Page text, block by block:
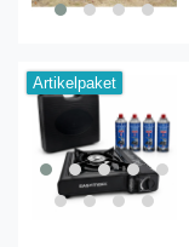
Artikelpaket